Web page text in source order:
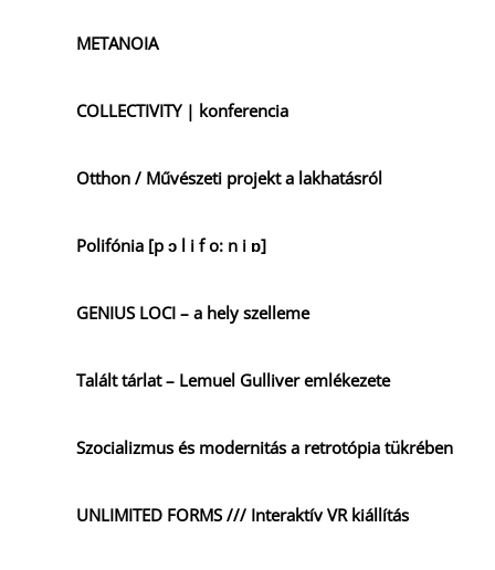
METANOIA
COLLECTIVITY | konferencia
Otthon / Művészeti projekt a lakhatásról
Polifónia [p ɔ l i f o: n i ɒ]
GENIUS LOCI – a hely szelleme
Talált tárlat – Lemuel Gulliver emlékezete
Szocializmus és modernitás a retrotópia tükrében
UNLIMITED FORMS /// Interaktív VR kiállítás